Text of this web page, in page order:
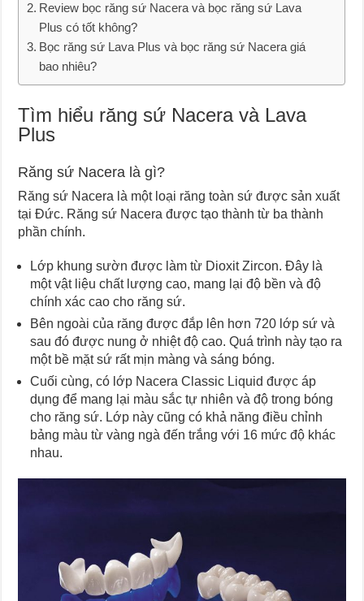
Review bọc răng sứ Nacera và bọc răng sứ Lava
Plus có tốt không?
Bọc răng sứ Lava Plus và bọc răng sứ Nacera giá
bao nhiêu?
Tìm hiểu răng sứ Nacera và Lava
Plus
Răng sứ Nacera là gì?
Răng sứ Nacera là một loại răng toàn sứ được sản xuất
tại Đức. Răng sứ Nacera được tạo thành từ ba thành
phần chính.
Lớp khung sườn được làm từ Dioxit Zircon. Đây là
một vật liệu chất lượng cao, mang lại độ bền và độ
chính xác cao cho răng sứ.
Bên ngoài của răng được đắp lên hơn 720 lớp sứ và
sau đó được nung ở nhiệt độ cao. Quá trình này tạo ra
một bề mặt sứ rất mịn màng và sáng bóng.
Cuối cùng, có lớp Nacera Classic Liquid được áp
dụng để mang lại màu sắc tự nhiên và độ trong bóng
cho răng sứ. Lớp này cũng có khả năng điều chỉnh
bảng màu từ vàng ngà đến trắng với 16 mức độ khác
nhau.